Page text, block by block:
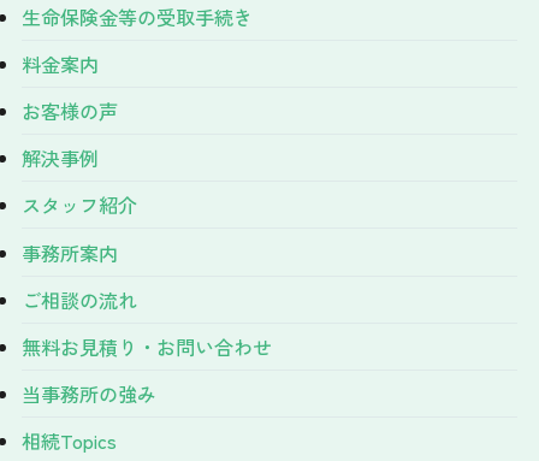
生命保険金等の受取手続き
料金案内
お客様の声
解決事例
スタッフ紹介
事務所案内
ご相談の流れ
無料お見積り・お問い合わせ
当事務所の強み
相続Topics